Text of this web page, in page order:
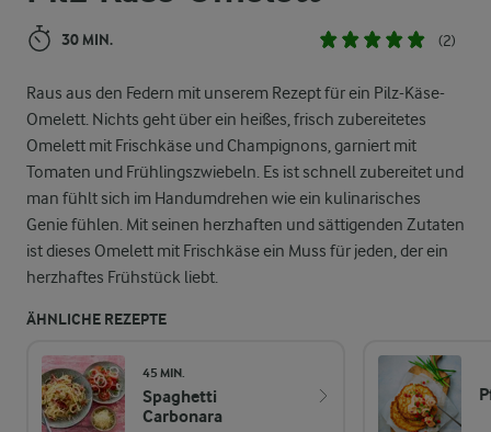
30 MIN. (2)
Raus aus den Federn mit unserem Rezept für ein Pilz-Käse-
Omelett. Nichts geht über ein heißes, frisch zubereitetes
Omelett mit Frischkäse und Champignons, garniert mit
Tomaten und Frühlingszwiebeln. Es ist schnell zubereitet und
man fühlt sich im Handumdrehen wie ein kulinarisches
Genie fühlen. Mit seinen herzhaften und sättigenden Zutaten
ist dieses Omelett mit Frischkäse ein Muss für jeden, der ein
herzhaftes Frühstück liebt.
ÄHNLICHE REZEPTE
45 MIN.
Spaghetti
Carbonara